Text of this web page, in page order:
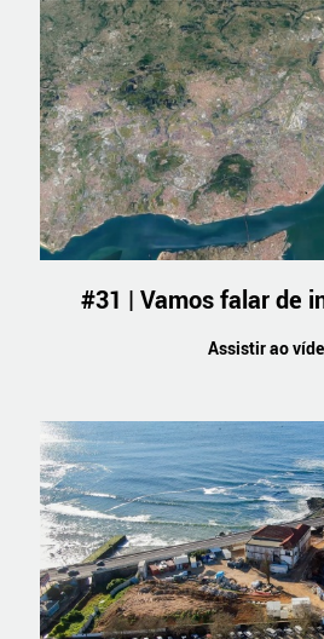
#31 | Vamos falar de
Assistir ao